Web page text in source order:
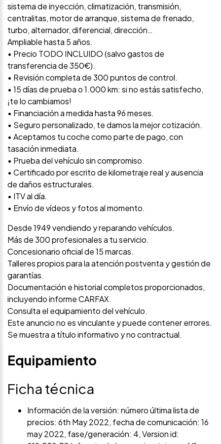
sistema de inyección, climatización, transmisión,
centralitas, motor de arranque, sistema de frenado,
turbo, alternador, diferencial, dirección…
Ampliable hasta 5 años.
• Precio TODO INCLUIDO (salvo gastos de
transferencia de 350€).
• Revisión completa de 300 puntos de control.
• 15 días de prueba o 1.000 km: si no estás satisfecho,
¡te lo cambiamos!
• Financiación a medida hasta 96 meses.
• Seguro personalizado, te damos la mejor cotización.
• Aceptamos tu coche como parte de pago, con
tasación inmediata.
• Prueba del vehículo sin compromiso.
• Certificado por escrito de kilometraje real y ausencia
de daños estructurales.
• ITV al día.
• Envío de vídeos y fotos al momento.
Desde 1949 vendiendo y reparando vehículos.
Más de 300 profesionales a tu servicio.
Concesionario oficial de 15 marcas.
Talleres propios para la atención postventa y gestión de
garantías.
Documentación e historial completos proporcionados,
incluyendo informe CARFAX.
Consulta el equipamiento del vehículo.
Este anuncio no es vinculante y puede contener errores.
Se muestra a título informativo y no contractual.
Equipamiento
Ficha técnica
Información de la versión: número última lista de
precios: 6th May 2022, fecha de comunicación: 16
may 2022, fase/generación: 4, Version id: